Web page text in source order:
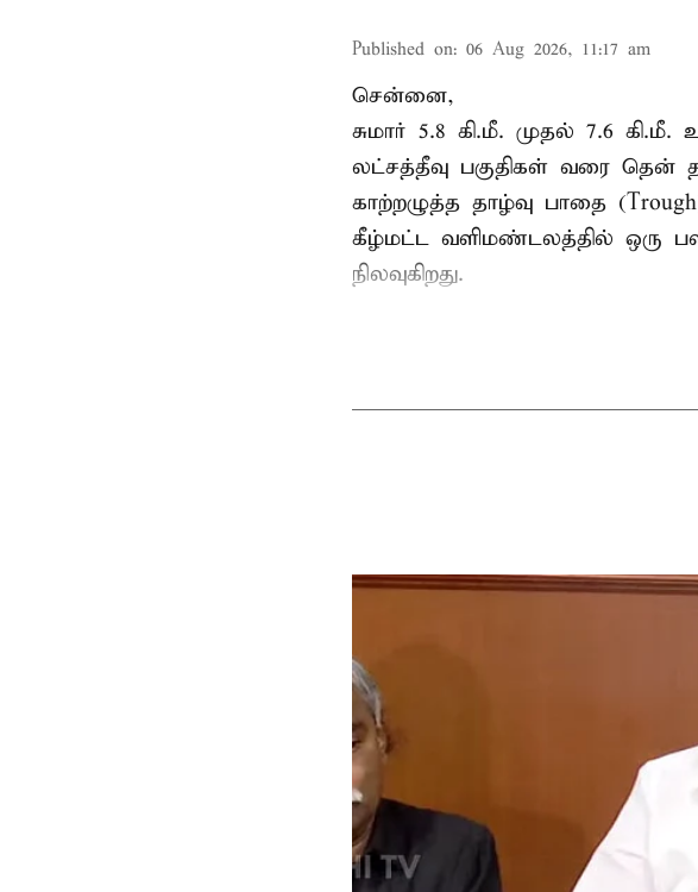
Published on: 06 Aug 2026, 11:17 am
சென்னை,
சுமார் 5.8 கி.மீ. முதல் 7.6
லட்சத்தீவு பகுதிகள் வரை தென்
காற்றழுத்த தாழ்வு பாதை
கீழ்மட்ட வளிமண்டலத்தில் ஒரு
நிலவுகிறது.